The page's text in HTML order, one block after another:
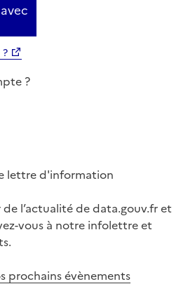
?
lettre d'information
l’actualité de data.gouv.fr et
vous à notre infolettre et
prochains évènements